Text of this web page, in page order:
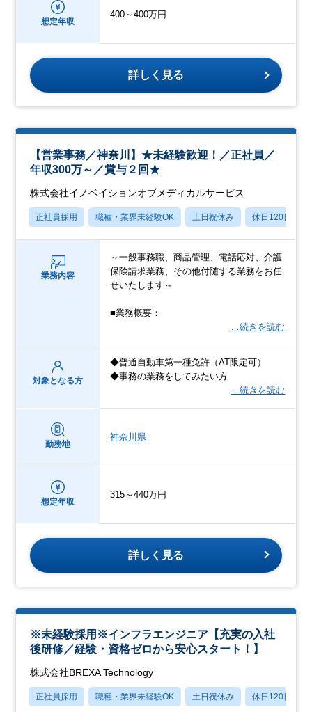
想定年収
400～400万円
詳しく見る
【営業事務／神奈川】★未経験歓迎！／正社員／
年収300万～／賞与２回★
株式会社イノベイションオブメディカルサービス
正社員採用 職種・業界未経験OK 土日祝休み 休日120日以上
業務内容
～一般事務職、商品管理、電話応対、介護
保険請求業務、その他付随する業務をお任
せいたします～
■業務概要：
…続きを読む
対象となる方
◆普通自動車第一種免許（AT限定可）
◆事務の業務をしてみたい方
…続きを読む
勤務地
神奈川県
想定年収
315～440万円
詳しく見る
※未経験採用※インフラエンジニア【充実の入社
後研修／経験・資格ゼロから安心スタート！】
株式会社BREXA Technology
正社員採用 職種・業界未経験OK 土日祝休み 休日120日以上